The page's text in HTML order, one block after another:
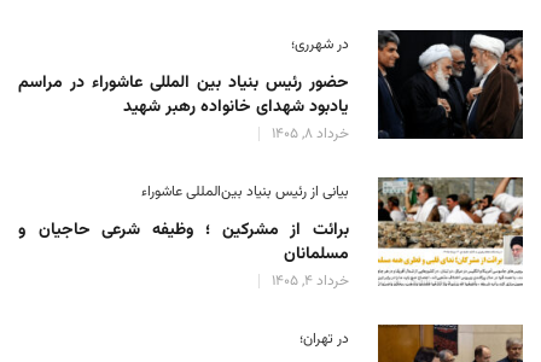
در شهرری؛
حضور رئیس بنیاد بین المللی عاشوراء در مراسم
یادبود شهدای خانواده رهبر شهید
خرداد 8, 1405
بیانی از رئیس بنیاد بین‌المللی عاشوراء
برائت از مشرکین ؛ وظیفه شرعی حاجیان و
مسلمانان
خرداد 4, 1405
در تهران؛